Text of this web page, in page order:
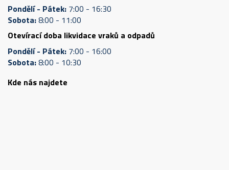
Pondělí - Pátek: 7:00 - 16:30
Sobota:8:00 - 11:00
Otevírací doba likvidace vraků a odpadů
Pondělí - Pátek: 7:00 - 16:00
Sobota:8:00 - 10:30
Kde nás najdete